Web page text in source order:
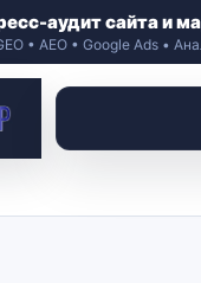
аудит сайта и
• AEO • Google Ads •